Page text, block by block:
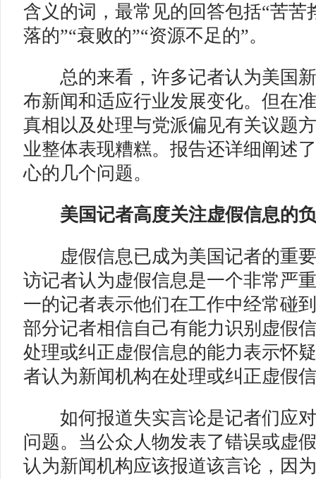
含义的词，最常见的回答包括“苦苦
落的”“衰败的”“资源不足的”。
总的来看，许多记者认为美国新
布新闻和适应行业发展变化。但在
真相以及处理与党派偏见有关议题
业整体表现糟糕。报告还详细阐述
心的几个问题。
美国记者高度关注虚假信息的
虚假信息已成为美国记者的重要
访记者认为虚假信息是一个非常严
一的记者表示他们在工作中经常碰
部分记者相信自己有能力识别虚假
处理或纠正虚假信息的能力表示怀
者认为新闻机构在处理或纠正虚假
如何报道失实言论是记者们应对
问题。当公众人物发表了错误或虚
认为新闻机构应该报道该言论，因